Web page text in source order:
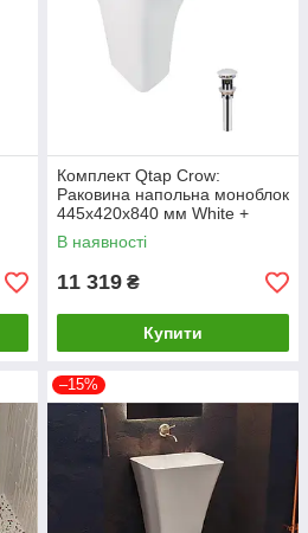
Комплект Qtap Crow:
Раковина напольна моноблок
445x420x840 мм White +
Донний клапан PU02O
В наявності
11 319 ₴
Купити
–15%